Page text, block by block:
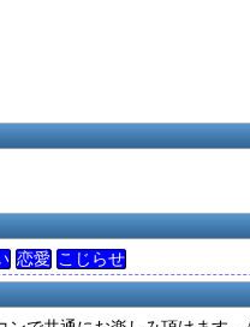
恋愛 こじらせ